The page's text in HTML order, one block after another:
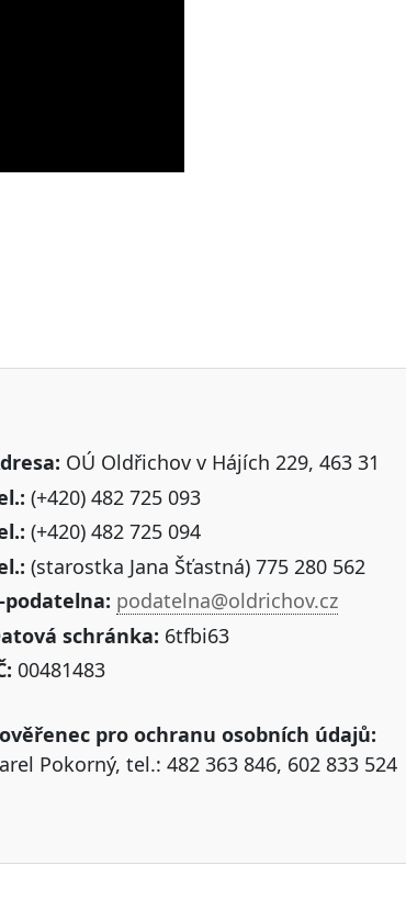
OÚ Oldřichov v Hájích 229, 463 31
(+420) 482 725 093
(+420) 482 725 094
(starostka Jana Šťastná) 775 280 562
podatelna: podatelna@oldrichov.cz
schránka: 6tfbi63
00481483
pro ochranu osobních údajů:
Pokorný, tel.: 482 363 846, 602 833 524